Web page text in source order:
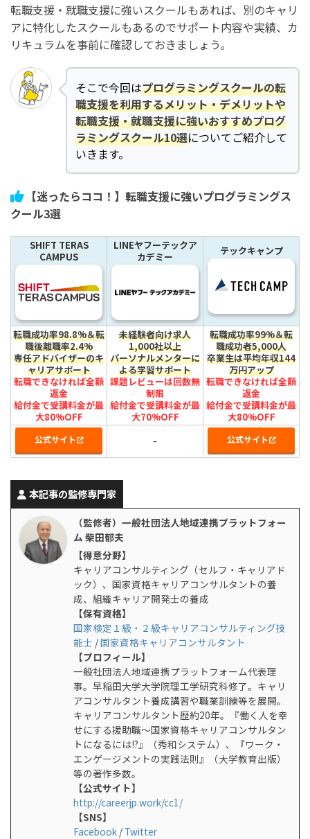
転職支援・就職支援に強いスクールもあれば、別のキャリ
アに特化したスクールもあるのでサポート内容や実績、カ
リキュラムを事前に確認しておきましょう。
そこで今回はプログラミングスクールの転
職支援を利用するメリット・デメリットや
転職支援・就職支援に強いおすすめプログ
ラミングスクール10選についてご紹介して
いきます。
【迷ったらココ！】転職支援に強いプログラミングス
クール3選
SHIFT TERAS
CAMPUS
LINEヤフーテックア
カデミー
テックキャンプ
転職成功率98.8%＆転
職後離職率2.4%
専任アドバイザーのキ
ャリアサポート
転職できなければ全額
返金
給付金で受講料金が最
大80%OFF
未経験者向け求人
1,000社以上
パーソナルメンターに
よる学習サポート
課題レビューは回数無
制限
給付金で受講料金が最
大70%OFF
転職成功率99%＆転
職成功者5,000人
卒業生は平均年収144
万円アップ
転職できなければ全額
返金
給付金で受講料金が最
大80%OFF
公式サイト - 公式サイト
本記事の監修専門家
（監修者）一般社団法人地域連携プラットフォー
ム 柴田郁夫
【得意分野】
キャリアコンサルティング（セルフ・キャリアド
ック）、国家資格キャリアコンサルタントの養
成、組織キャリア開発士の養成
【保有資格】
国家検定１級・２級キャリアコンサルティング技
能士 /国家資格キャリアコンサルタント
【プロフィール】
一般社団法人地域連携プラットフォーム代表理
事。早稲田大学大学院理工学研究科修了。キャリ
アコンサルタント養成講習や職業訓練等を展開。
キャリアコンサルタント歴約20年。『働く人を幸
せにする援助職～国家資格キャリアコンサルタン
トになるには!?』（秀和システム）、『ワーク・
エンゲージメントの実践法則』（大学教育出版）
等の著作多数。
【公式サイト】
http://careerjp.work/cc1/
【SNS】
Facebook / Twitter